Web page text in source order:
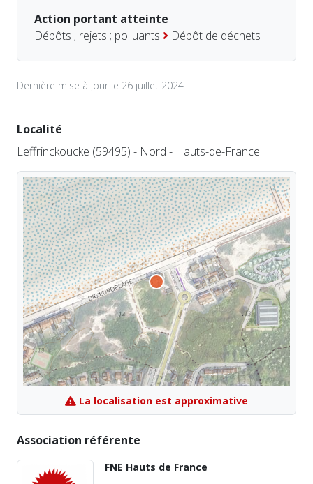
Action portant atteinte
Dépôts ; rejets ; polluants
Dépôt de déchets
Dernière mise à jour le 26 juillet 2024
Localité
Leffrinckoucke (59495) - Nord - Hauts-de-France
La localisation est approximative
Association référente
FNE Hauts de France